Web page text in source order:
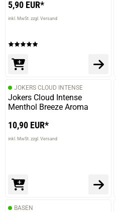
5,90 EUR*
inkl. MwSt. zzgl. Versand
JOKERS CLOUD INTENSE
Jokers Cloud Intense
Menthol Breeze Aroma
10,90 EUR*
inkl. MwSt. zzgl. Versand
BASEN